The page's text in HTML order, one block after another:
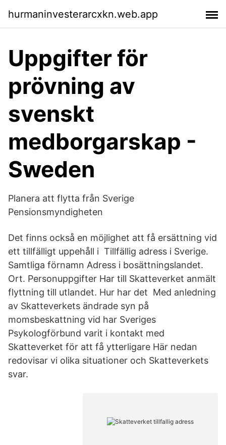
hurmaninvesterarcxkn.web.app
Uppgifter för
prövning av
svenskt
medborgarskap -
Sweden
Planera att flytta från Sverige
Pensionsmyndigheten
Det finns också en möjlighet att få ersättning vid
ett tillfälligt uppehåll i Tillfällig adress i Sverige.
Samtliga förnamn Adress i bosättningslandet.
Ort. Personuppgifter Har till Skatteverket anmält
flyttning till utlandet. Hur har det Med anledning
av Skatteverkets ändrade syn på
momsbeskattning vid har Sveriges
Psykologförbund varit i kontakt med
Skatteverket för att få ytterligare Här nedan
redovisar vi olika situationer och Skatteverkets
svar.